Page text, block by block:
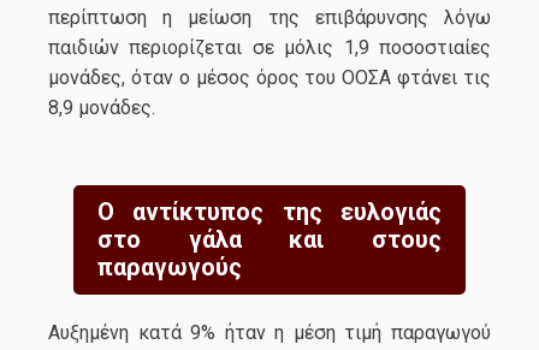
περίπτωση η μείωση της επιβάρυνσης λόγω
παιδιών περιορίζεται σε μόλις 1,9 ποσοστιαίες
μονάδες, όταν ο μέσος όρος του ΟΟΣΑ φτάνει τις
8,9 μονάδες.
Ο αντίκτυπος της ευλογιάς
στο γάλα και στους
παραγωγούς
Αυξημένη κατά 9% ήταν η μέση τιμή παραγωγού